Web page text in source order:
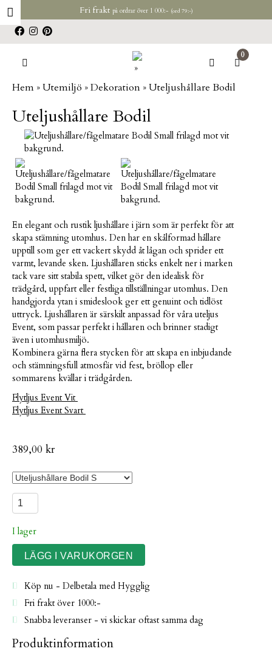
Hoppa till huvudinnehåll
Fri frakt på ordrar över 1 000:- (ord 79:-)
0
Hem »Utemiljö »Dekoration »Uteljushållare Bodil
Uteljushållare Bodil
En elegant och rustik ljushållare i järn som är perfekt för att
skapa stämning utomhus. Den har en skålformad hållare
upptill som ger ett vackert skydd åt lågan och sprider ett
varmt, levande sken. Ljushållaren sticks enkelt ner i marken
tack vare sitt stabila spett, vilket gör den idealisk för
trädgård, uppfart eller festliga tillställningar utomhus. Den
handgjorda ytan i smideslook ger ett genuint och tidlöst
uttryck. Ljushållaren är särskilt anpassad för våra uteljus
Event, som passar perfekt i hållaren och brinner stadigt
även i utomhusmiljö.
Kombinera gärna flera stycken för att skapa en inbjudande
och stämningsfull atmosfär vid fest, bröllop eller
sommarens kvällar i trädgården.
Flytljus Event Vit
Flytljus Event Svart
389,00 kr
I lager
Köp nu - Delbetala med Hygglig
Fri frakt över 1000:-
Snabba leveranser - vi skickar oftast samma dag
Produktinformation